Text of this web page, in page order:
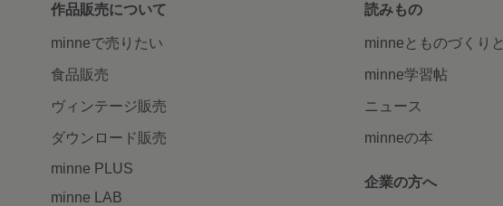
作品販売について
minneで売りたい
食品販売
ヴィンテージ販売
ダウンロード販売
minne PLUS
minne LAB
読みもの
minneとものづくりと
minne学習帖
ニュース
minneの本
企業の方へ